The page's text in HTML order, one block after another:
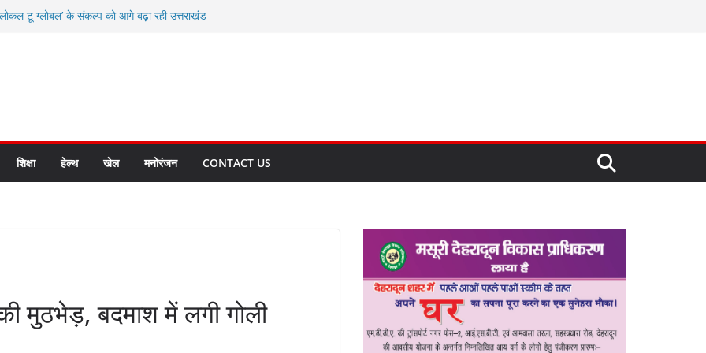
टू ग्लोबल’ के संकल्प को आगे बढ़ा रही उत्तराखंड
भारी वर्षा की संभावना, अलर्ट!
श्रमिक हित और आधारभूत विकास को नई गति : धामी
शिक्षा हेल्थ खेल मनोरंजन CONTACT US
मुठभेड़, बदमाश में लगी गोली